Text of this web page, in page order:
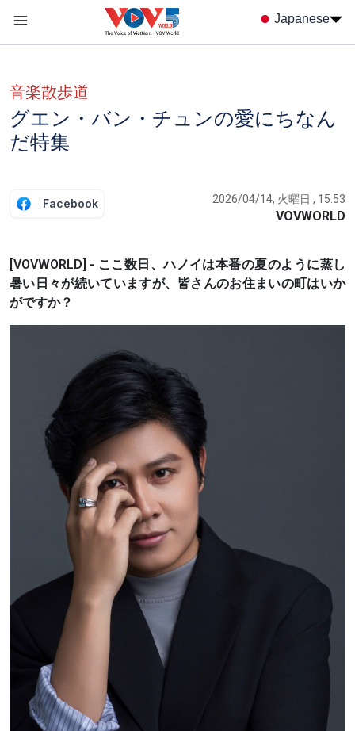
Japanese
音楽散歩道
グエン・バン・チュンの愛にちなん
だ特集
Facebook 2026/04/14, 火曜日 , 15:53
VOVWORLD
[VOVWORLD] - ここ数日、ハノイは本番の夏のように蒸し
暑い日々が続いていますが、皆さんのお住まいの町はいか
がですか？